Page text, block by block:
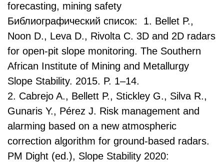
forecasting, mining safety
Библиографический список: 1. Bellet P.,
Noon D., Leva D., Rivolta C. 3D and 2D radars
for open-pit slope monitoring. The Southern
African Institute of Mining and Metallurgy
Slope Stability. 2015. P. 1–14.
2. Cabrejo A., Bellett P., Stickley G., Silva R.,
Gunaris Y., Pérez J. Risk management and
alarming based on a new atmospheric
correction algorithm for ground-based radars.
PM Dight (ed.), Slope Stability 2020: